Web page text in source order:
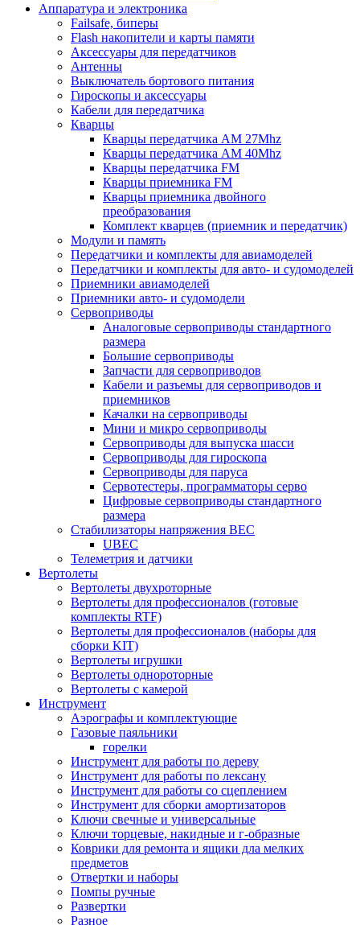
Аппаратура и электроника
Failsafe, биперы
Flash накопители и карты памяти
Аксессуары для передатчиков
Антенны
Выключатель бортового питания
Гироскопы и аксессуары
Кабели для передатчика
Кварцы
Кварцы передатчика AM 27Mhz
Кварцы передатчика AM 40Mhz
Кварцы передатчика FM
Кварцы приемника FM
Кварцы приемника двойного
преобразования
Комплект кварцев (приемник и передатчик)
Модули и память
Передатчики и комплекты для авиамоделей
Передатчики и комплекты для авто- и судомоделей
Приемники авиамоделей
Приемники авто- и судомодели
Сервоприводы
Аналоговые сервоприводы стандартного
размера
Большие сервоприводы
Запчасти для сервоприводов
Кабели и разъемы для сервоприводов и
приемников
Качалки на сервоприводы
Мини и микро сервоприводы
Сервоприводы для выпуска шасси
Сервоприводы для гироскопа
Сервоприводы для паруса
Сервотестеры, программаторы серво
Цифровые сервоприводы стандартного
размера
Стабилизаторы напряжения BEC
UBEC
Телеметрия и датчики
Вертолеты
Вертолеты двухроторные
Вертолеты для профессионалов (готовые
комплекты RTF)
Вертолеты для профессионалов (наборы для
сборки KIT)
Вертолеты игрушки
Вертолеты однороторные
Вертолеты с камерой
Инструмент
Аэрографы и комплектующие
Газовые паяльники
горелки
Инструмент для работы по дереву
Инструмент для работы по лексану
Инструмент для работы со сцеплением
Инструмент для сборки амортизаторов
Ключи свечные и универсальные
Ключи торцевые, накидные и г-образные
Коврики для ремонта и ящики дла мелких
предметов
Отвертки и наборы
Помпы ручные
Развертки
Разное